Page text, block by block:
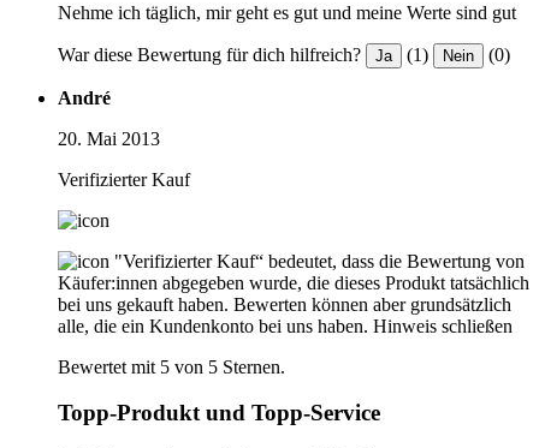
Nehme ich täglich, mir geht es gut und meine Werte sind gut
War diese Bewertung für dich hilfreich? Ja (1) Nein (0)
André
20. Mai 2013
Verifizierter Kauf
"Verifizierter Kauf“ bedeutet, dass die Bewertung von
Käufer:innen abgegeben wurde, die dieses Produkt tatsächlich
bei uns gekauft haben. Bewerten können aber grundsätzlich
alle, die ein Kundenkonto bei uns haben. Hinweis schließen
Bewertet mit 5 von 5 Sternen.
Topp-Produkt und Topp-Service